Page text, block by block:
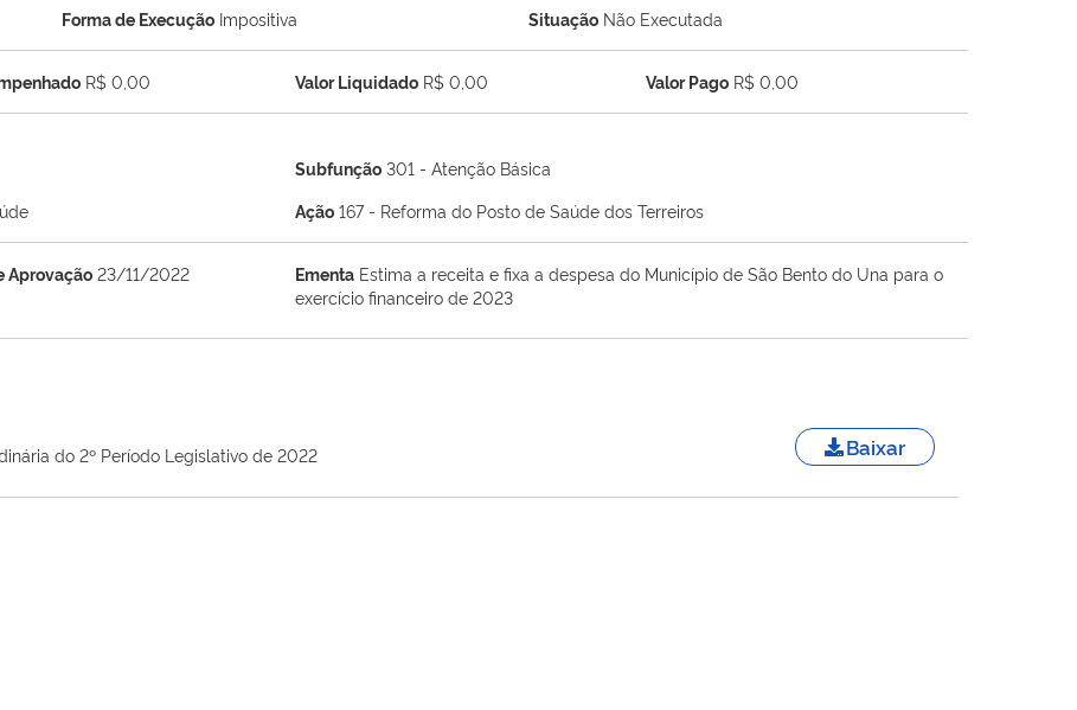
Forma de Execução Impositiva Situação Não Executada
R$ 0,00 Valor Liquidado R$ 0,00 Valor Pago R$ 0,00
Subfunção 301 - Atenção Básica
Ação 167 - Reforma do Posto de Saúde dos Terreiros
Aprovação 23/11/2022 Ementa Estima a receita e fixa a despesa do Município de São Bento do Una para o
exercício financeiro de 2023
do 2º Período Legislativo de 2022 Baixar